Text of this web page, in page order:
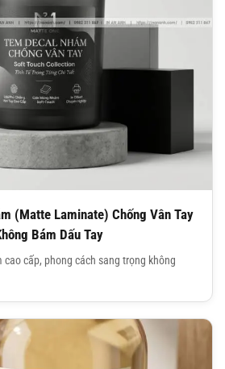
(Matte Laminate) Chống Vân Tay
Bám Dấu Tay
cao cấp, phong cách sang trọng không